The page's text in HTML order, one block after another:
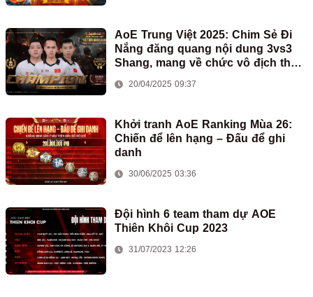
AoE Trung Việt 2025: Chim Sẻ Đi
Nắng đăng quang nội dung 3vs3
Shang, mang về chức vô địch thứ
20/04/2025 09:37
Khởi tranh AoE Ranking Mùa 26:
Chiến để lên hạng – Đấu để ghi
danh
30/06/2025 03:36
Đội hình 6 team tham dự AOE
Thiên Khôi Cup 2023
31/07/2023 12:26